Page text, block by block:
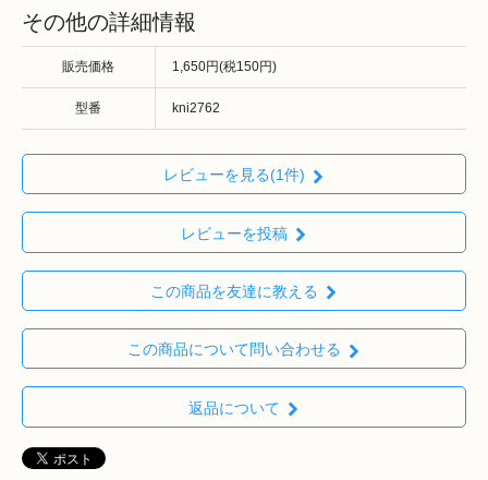
その他の詳細情報
販売価格 1,650円(税150円)
型番 kni2762
レビューを見る(1件)
レビューを投稿
この商品を友達に教える
この商品について問い合わせる
返品について